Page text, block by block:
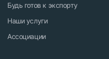
Будь готов к экспорту
Наши услуги
Ассоциации